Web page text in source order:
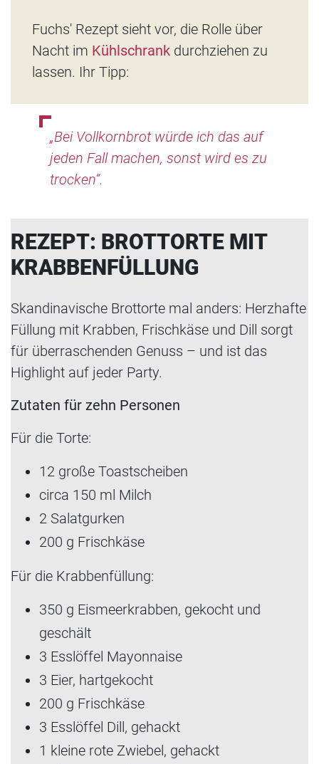
Fuchs' Rezept sieht vor, die Rolle über
Nacht im Kühlschrank durchziehen zu
lassen. Ihr Tipp:
„Bei Vollkornbrot würde ich das auf
jeden Fall machen, sonst wird es zu
trocken“.
REZEPT: BROTTORTE MIT
KRABBENFÜLLUNG
Skandinavische Brottorte mal anders: Herzhafte
Füllung mit Krabben, Frischkäse und Dill sorgt
für überraschenden Genuss – und ist das
Highlight auf jeder Party.
Zutaten für zehn Personen
Für die Torte:
12 große Toastscheiben
circa 150 ml Milch
2 Salatgurken
200 g Frischkäse
Für die Krabbenfüllung:
350 g Eismeerkrabben, gekocht und
geschält
3 Esslöffel Mayonnaise
3 Eier, hartgekocht
200 g Frischkäse
3 Esslöffel Dill, gehackt
1 kleine rote Zwiebel, gehackt